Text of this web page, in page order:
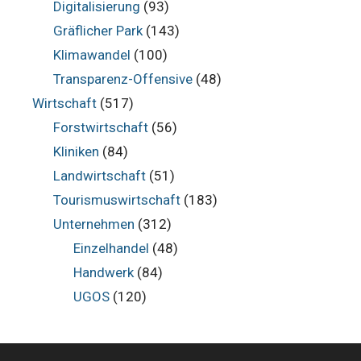
Digitalisierung (93)
Gräflicher Park(143)
Klimawandel (100)
Transparenz-Offensive(48)
Wirtschaft (517)
Forstwirtschaft(56)
Kliniken (84)
Landwirtschaft(51)
Tourismuswirtschaft(183)
Unternehmen (312)
Einzelhandel (48)
Handwerk (84)
UGOS (120)